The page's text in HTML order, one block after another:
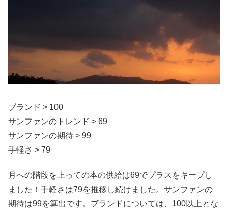
ブランド > 100
サンファンのトレンド > 69
サンファンの期待 > 99
手軽さ > 79
月への階段を上っての本の供給は69でプラスをキープし
ました！手軽さは79を推移し続けました。サンファンの
期待は99を算出です。ブランドについては、100以上とな